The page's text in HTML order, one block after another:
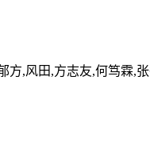
方,风田,方志友,何笃霖,